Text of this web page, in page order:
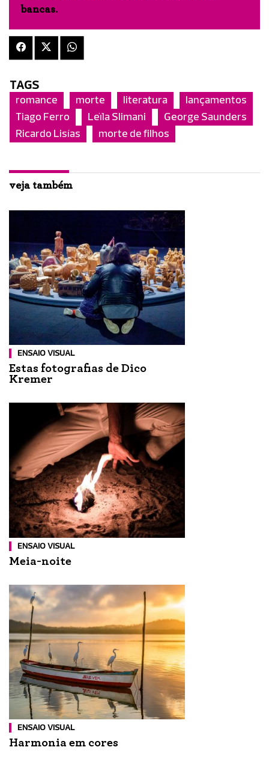
bancas.
TAGS
romance morte literatura
lançamentos
Tiago Ferro
Leïla Slimani
George Saunders
Ricardo Lisías
morte de filhos
veja também
ENSAIO VISUAL
Estas fotografias de Dico
Kremer
ENSAIO VISUAL
Meia-noite
ENSAIO VISUAL
Harmonia em cores